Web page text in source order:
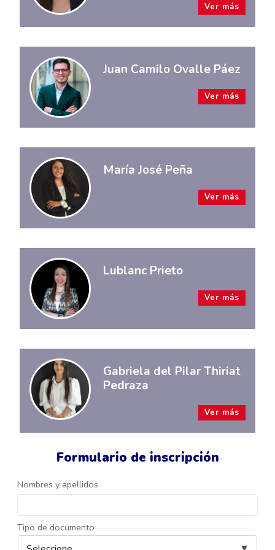
Formulario de inscripción
Nombres y apellidos
Tipo de documento
Ver más
Juan Camilo Ovalle Páez
Ver más
María José Peña
Ver más
Lublanc Prieto
Ver más
Gabriela del Pilar Thiriat
Pedraza
Ver más